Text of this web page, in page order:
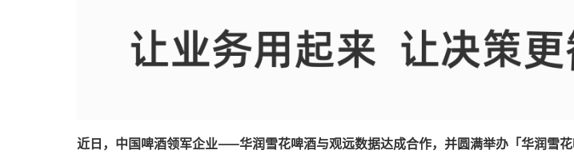
近日，中国啤酒领军企业——华润雪花啤酒与观远数据达成合作，并圆满举办「华润雪